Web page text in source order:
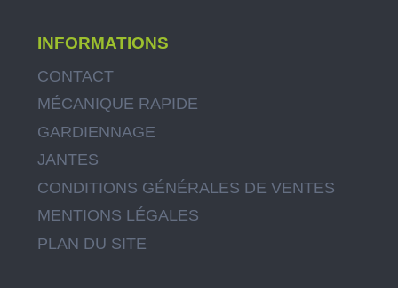
INFORMATIONS
CONTACT
MÉCANIQUE RAPIDE
GARDIENNAGE
JANTES
CONDITIONS GÉNÉRALES DE VENTES
MENTIONS LÉGALES
PLAN DU SITE